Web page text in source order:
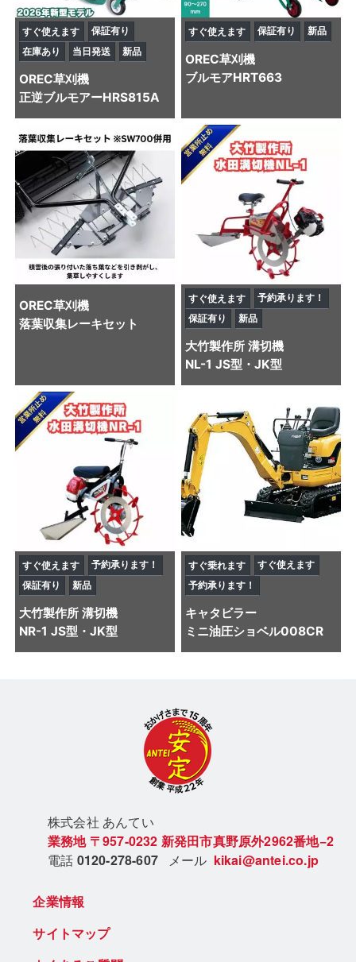
すぐ使えます
保証有り
在庫あり
当日発送 新品
OREC草刈機
正逆ブルモアーHRS815A
すぐ使えます 保証有り 新品
OREC草刈機
ブルモアHRT663
OREC草刈機
落葉収集レーキセット
すぐ使えます
予約承ります！
保証有り
新品
大竹製作所 溝切機
NL-1 JS型・JK型
すぐ使えます
予約承ります！
保証有り
新品
大竹製作所 溝切機
NR-1 JS型・JK型
すぐ乗れます
すぐ使えます
予約承ります！
キャタビラー
ミニ油圧ショベル008CR
株式会社 あんてい
業務地 〒957-0232 新発田市真野原外2962番地−2
電話 0120-278-607 メール kikai@antei.co.jp
企業情報
サイトマップ